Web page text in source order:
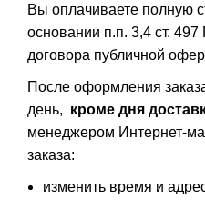
Вы оплачиваете полную
основании п.п. 3,4 ст.
договора публичной
После оформления
день, кроме дня
менеджером Интернет-
заказа:
изменить время и